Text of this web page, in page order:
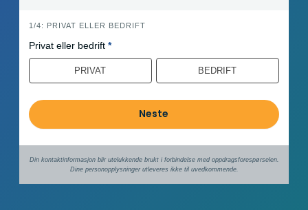
h
e
r
1/4: PRIVAT ELLER BEDRIFT
Privat eller bedrift *
PRIVAT BEDRIFT
Neste
Din kontaktinformasjon blir utelukkende brukt i forbindelse med oppdrags­forespørselen.
Dine person­­opplysninger utleveres ikke til uvedkommende.